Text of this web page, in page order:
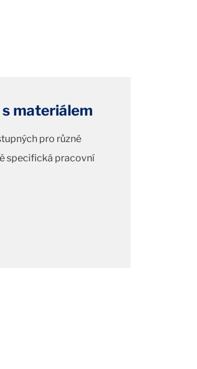
materiálem
pro různé
specifická pracovní